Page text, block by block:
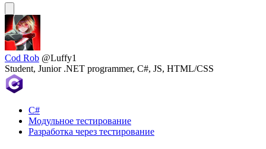
Cod Rob @Luffy1
Student, Junior .NET programmer, C#, JS, HTML/CSS
C#
Модульное тестирование
Разработка через тестирование